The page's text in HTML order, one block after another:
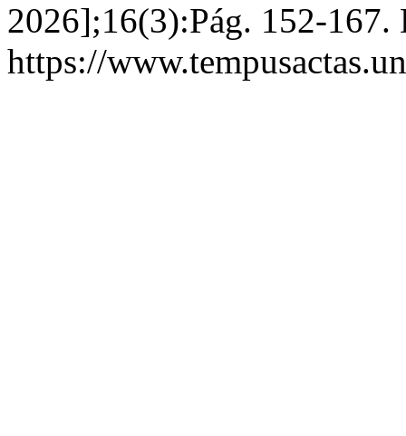
2026];16(3):Pág. 152-167.
https://